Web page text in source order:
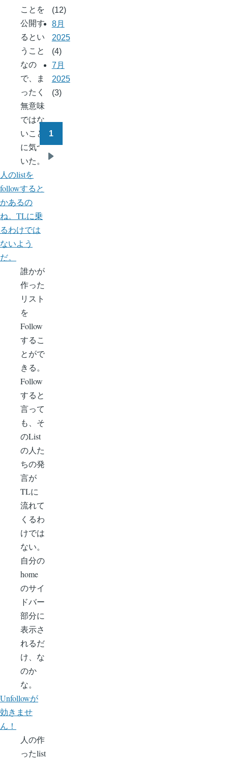
ことを
公開す
るとい
うこと
なの
で、ま
ったく
無意味
ではな
いこと
に気づ
いた。
人のlistを
followすると
かあるの
ね。TLに乗
るわけでは
ないよう
だ。
誰かが
作った
リスト
を
Follow
するこ
とがで
きる。
Follow
すると
言って
も、そ
のList
の人た
ちの発
言が
TLに
流れて
くるわ
けでは
ない。
自分の
home
のサイ
ドバー
部分に
表示さ
れるだ
け、な
のか
な。
Unfollowが
効きませ
ん！
人の作
ったlist
(12)
8月
2025
(4)
7月
2025
(3)
ペ
ー
り
1